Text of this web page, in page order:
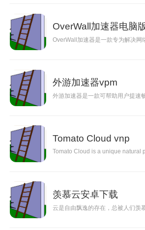
OverWall加速器电脑
OverWall加速器是一款专为解决网
外游加速器vpm
外游加速器是一款可帮助用户提速
Tomato Cloud vnp
Tomato Cloud is a unique natural
羡慕云安卓下载
云是自由飘逸的存在，总被人们羡